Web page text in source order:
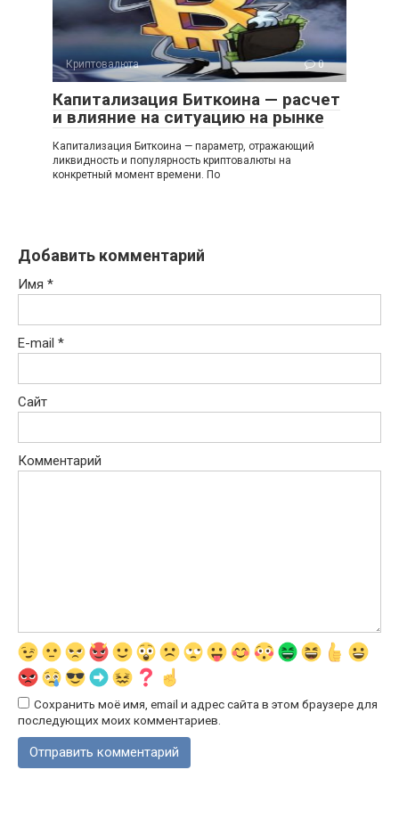
Криптовалюта 0
Капитализация Биткоина — расчет
и влияние на ситуацию на рынке
Капитализация Биткоина — параметр, отражающий
ликвидность и популярность криптовалюты на
конкретный момент времени. По
Добавить комментарий
Имя *
E-mail *
Сайт
Комментарий
Сохранить моё имя, email и адрес сайта в этом браузере для
последующих моих комментариев.